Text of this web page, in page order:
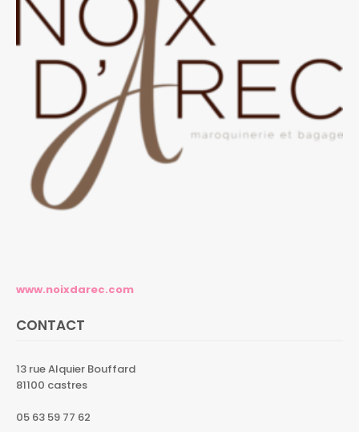
www.noixdarec.com
CONTACT
13 rue Alquier Bouffard
81100 castres
05 63 59 77 62